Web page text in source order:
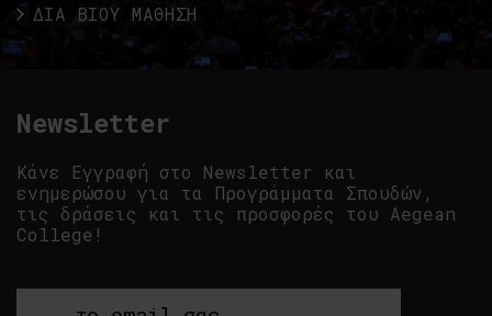
ΔΙΑ ΒΙΟΥ ΜΑΘΗΣΗ
Newsletter
Κάνε Εγγραφή στο Newsletter και
ενημερώσου για τα Προγράμματα Σπουδών,
τις δράσεις και τις προσφορές του Aegean
College!